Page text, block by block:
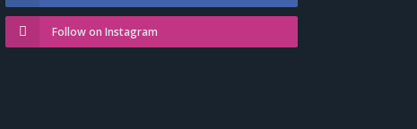
Follow on Instagram